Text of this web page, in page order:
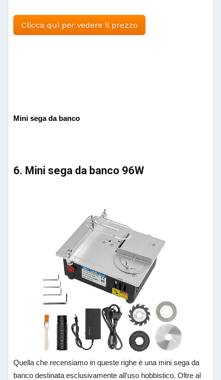
Clicca qui per vedere il prezzo
Mini sega da banco
6. Mini sega da banco 96W
Quella che recensiamo in queste righe è una mini sega da
banco destinata esclusivamente all’uso hobbistico. Oltre al